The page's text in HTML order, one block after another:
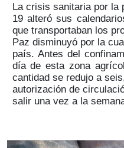
La crisis sanitaria por la
19 alteró sus
que transportaban los
Paz disminuyó por la
país. Antes del
día de esta zona
cantidad se redujo a
autorización de
salir una vez a la